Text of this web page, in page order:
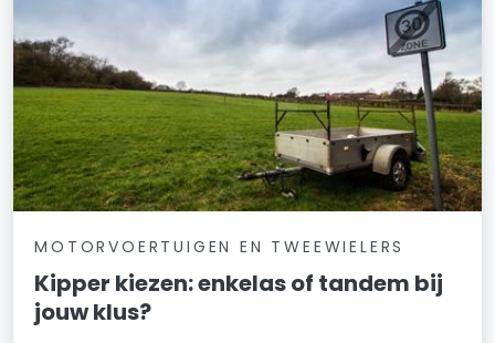
MOTORVOERTUIGEN EN TWEEWIELERS
Kipper kiezen: enkelas of tandem bij
jouw klus?